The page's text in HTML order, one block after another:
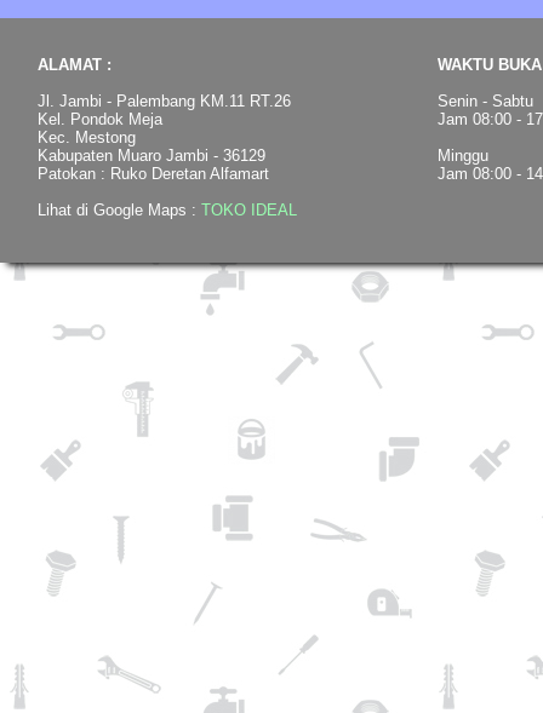
ALAMAT :
Jl. Jambi - Palembang KM.11 RT.26
Kel. Pondok Meja
Kec. Mestong
Kabupaten Muaro Jambi - 36129
Patokan : Ruko Deretan Alfamart
Lihat di Google Maps : TOKO IDEAL
WAKTU
Senin - Sabtu
Jam 08:00 -
Minggu
Jam 08:00 -